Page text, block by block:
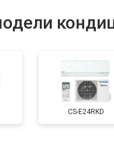
CS-E24RKD